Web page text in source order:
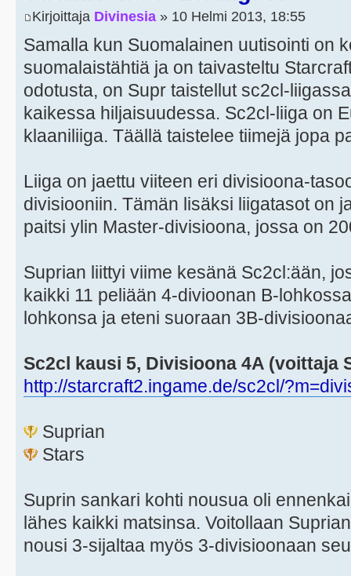
Kirjoittaja Divinesia » 10 Helmi 2013, 18:55
Samalla kun Suomalainen uutisointi on
suomalaistähtiä ja on taivasteltu
odotusta, on Supr taistellut sc2cl-
kaikessa hiljaisuudessa. Sc2cl-liiga on
klaaniliiga. Täällä taistelee tiimejä jopa
Liiga on jaettu viiteen eri divisioona-
divisiooniin. Tämän lisäksi liigatasot on
paitsi ylin Master-divisioona, jossa on
Suprian liittyi viime kesänä Sc2cl:ään,
kaikki 11 peliään 4-divioonan B-
lohkonsa ja eteni suoraan 3B-
Sc2cl kausi 5, Divisioona 4A (voittaja
http://starcraft2.ingame.de/sc2cl/
Suprian
Stars
Suprin sankari kohti nousua oli
lähes kaikki matsinsa. Voitollaan
nousi 3-sijaltaa myös 3-divisioonaan